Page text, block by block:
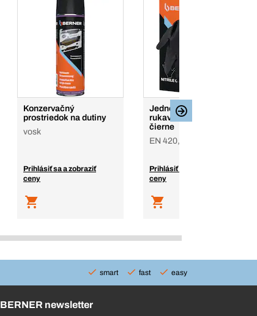
Konzervačný
prostriedok na dutiny
vosk
Prihlásiť sa a zobraziť
ceny
Jednorazové nitrilové
rukavice Comfort Grip,
čierne
EN 420, EN 374, čierna
Prihlásiť sa a zobraziť
ceny
smart fast easy
BERNER newsletter